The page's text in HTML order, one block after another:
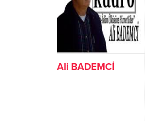
Ali BADEMCİ